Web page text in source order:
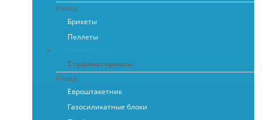
Назад
Брикеты
Пеллеты
Стройматериалы
Назад
Евроштакетник
Газосиликатные блоки